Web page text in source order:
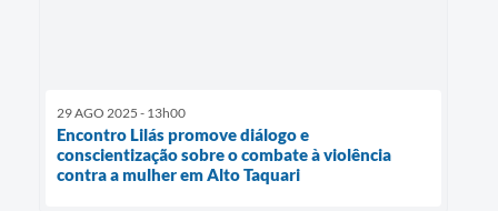
29 AGO 2025 - 13h00
Encontro Lilás promove diálogo e
conscientização sobre o combate à violência
contra a mulher em Alto Taquari